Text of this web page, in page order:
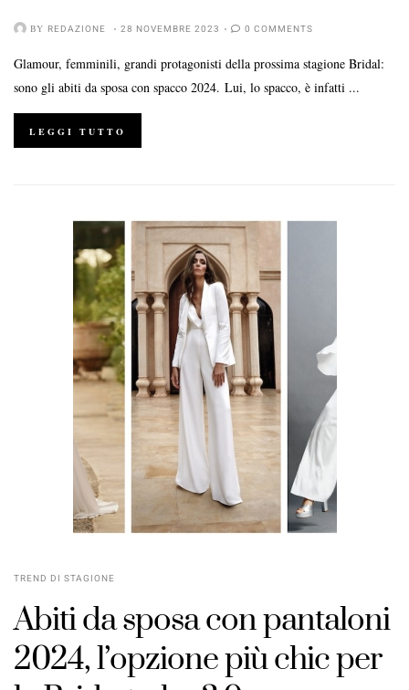
BY REDAZIONE 28 NOVEMBRE 2023 0 COMMENTS
Glamour, femminili, grandi protagonisti della prossima stagione Bridal:
sono gli abiti da sposa con spacco 2024. Lui, lo spacco, è infatti ...
LEGGI TUTTO
TREND DI STAGIONE
Abiti da sposa con pantaloni
2024, l’opzione più chic per